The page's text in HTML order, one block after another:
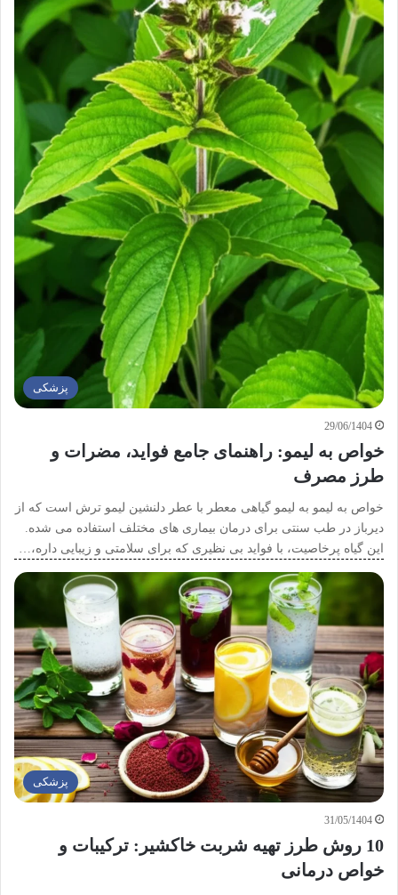
پزشکی
29/06/1404
خواص به لیمو: راهنمای جامع فواید، مضرات و
طرز مصرف
خواص به لیمو به لیمو گیاهی معطر با عطر دلنشین لیمو ترش است که از
دیرباز در طب سنتی برای درمان بیماری های مختلف استفاده می شده.
این گیاه پرخاصیت، با فواید بی نظیری که برای سلامتی و زیبایی داره،…
پزشکی
31/05/1404
10 روش طرز تهیه شربت خاکشیر: ترکیبات و
خواص درمانی